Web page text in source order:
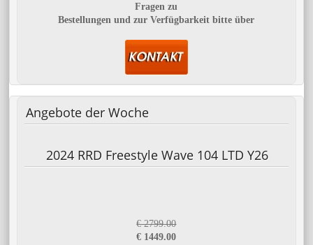
Fragen zu
Bestellungen und zur Verfügbarkeit bitte über
Angebote der Woche
2024 RRD Freestyle Wave 104 LTD Y26
€ 2799.00
€ 1449.00